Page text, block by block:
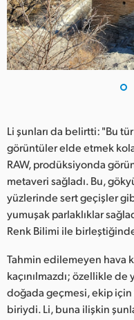
Li şunları da belirtti: "Bu
görüntüler elde etmek
RAW, prodüksiyonda
metaveri sağladı. Bu,
yüzlerinde sert geçişler
yumuşak parlaklıklar
Renk Bilimi ile
Tahmin edilemeyen hava
kaçınılmazdı; özellikle de
doğada geçmesi, ekip
biriydi. Li, buna ilişkin